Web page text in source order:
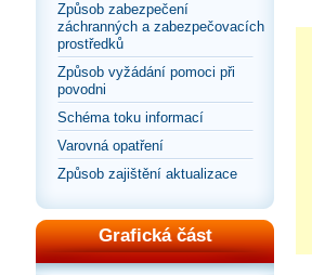
Způsob zabezpečení
záchranných a zabezpečovacích
prostředků
Způsob vyžádání pomoci při
povodni
Schéma toku informací
Varovná opatření
Způsob zajištění aktualizace
Grafická část